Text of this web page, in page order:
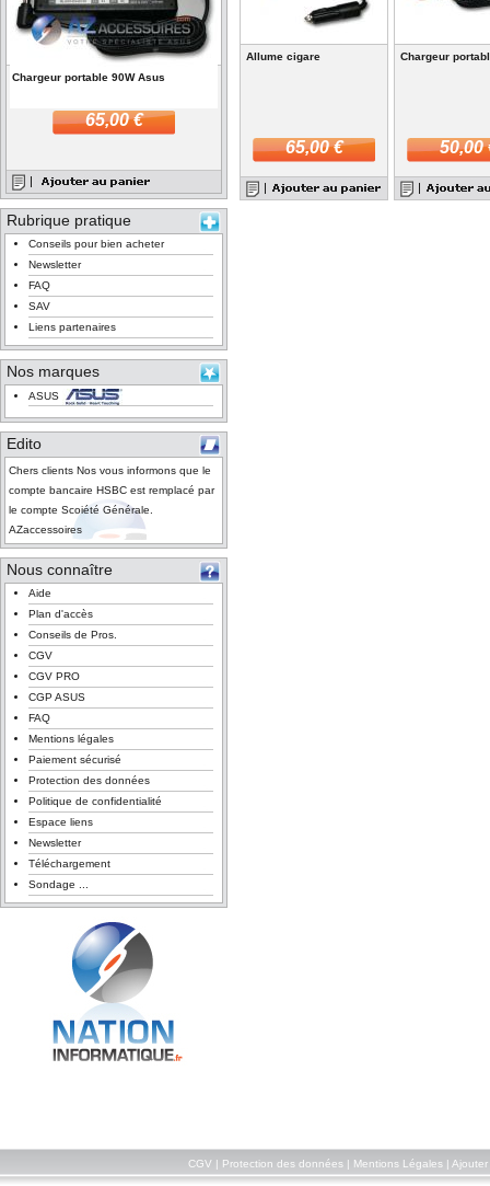
Chargeur portable 90W Asus
65,00 €
Rubrique pratique
Conseils pour bien acheter
Newsletter
FAQ
SAV
Liens partenaires
Nos marques
ASUS
Edito
Chers clients Nos vous informons que le
compte bancaire HSBC est remplacé par
le compte Scoiété Générale.
AZaccessoires
Nous connaître
Aide
Plan d'accès
Conseils de Pros.
CGV
CGV PRO
CGP ASUS
FAQ
Mentions légales
Paiement sécurisé
Protection des données
Politique de confidentialité
Espace liens
Newsletter
Téléchargement
Sondage ...
Allume cigare
65,00 €
Chargeur
50,00
CGV Protection des données| Mentions Légales| Ajouter